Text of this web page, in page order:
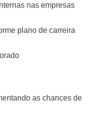
nas empresas
plano de carreira
as chances de